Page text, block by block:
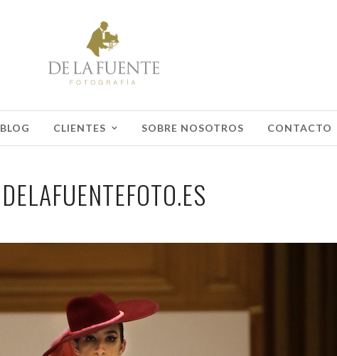
BLOG CLIENTES SOBRE NOSOTROS CONTACTO
DELAFUENTEFOTO.ES